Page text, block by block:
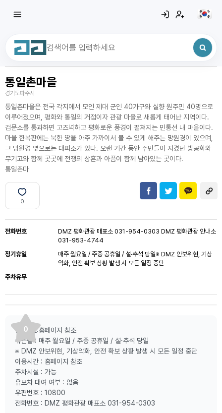
최근 검색어
통일촌마을
경기도파주시
통일촌마을은 전국 각지에서 모인 제대 군인 40가구와 실향 원주민 40명으로
이루어졌으며, 평화와 통일의 거점이자 관광 마을로 새롭게 태어난 지역이다.
검문소를 통과하면 고즈넉하고 평화로운 풍경이 펼쳐지는 민통선 내 마을이다.
마을 한복판에는 북한 땅을 아주 가까이서 볼 수 있게 해주는 망원경이 있으며,
그 망원경 옆으로는 대피소가 있다. 오랜 기간 동안 주민들이 지켰던 방공화와
무기고와 함께 곳곳에 전쟁의 상흔과 아픔이 함께 남아있는 곳이다.
통일촌마
0
전화번호
DMZ 평화관광 매표소 031-954-0303 DMZ 평화관광 안내소
031-953-4744
정기휴일
매주 월요일 / 주중 공휴일 / 설·추석 당일※ DMZ 안보위현, 기상
악화, 안전 확보 상황 발생 시 모든 일정 중단
주차유무
0
입 장 료:홈페이지 참조
쉬는날 : 매주 월요일 / 주중 공휴일 / 설·추석 당일
※ DMZ 안보위현, 기상악화, 안전 확보 상황 발생 시 모든 일정 중단
이용시간 : 홈페이지 참조
주차시설 : 가능
유모차 대여 여부 : 없음
우편번호 : 10800
전화번호 : DMZ 평화관광 매표소 031-954-0303